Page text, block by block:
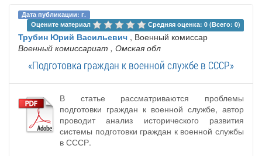
Дата публикации: г.
Оцените материал
Средняя оценка: 0 (Всего: 0)
Трубин Юрий Васильевич , Военный комиссар
Военный комиссариат , Омская обл
«Подготовка граждан к военной службе в СССР»
В статье рассматриваются проблемы
подготовки граждан к военной службе, автор
проводит анализ исторического развития
системы подготовки граждан к военной службы
в СССР.